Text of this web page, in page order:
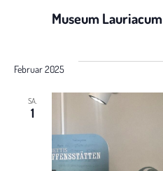
Museum Lauriacum
Februar 2025
SA.
1